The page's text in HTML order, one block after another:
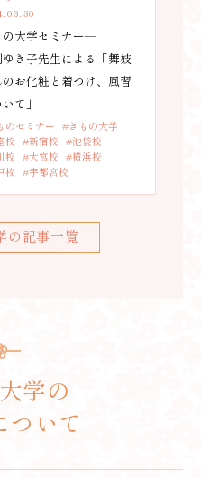
の大学セミナー—
き子先生による「舞妓
のお化粧と着つけ、風習
て」
のセミナー #きもの大学
校
#新宿校 #池袋校
校
#大宮校 #横浜校
校
#宇都宮校
の記事一覧
学の
ついて